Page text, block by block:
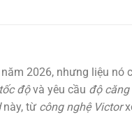
2026, nhưng liệu nó
độvà yêu cầu độ căng
này, từ công nghệ Victor